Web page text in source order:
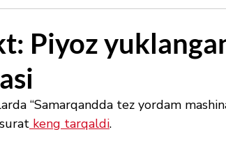
Piyoz
“Samarqandda tez yordam
keng tarqaldi.